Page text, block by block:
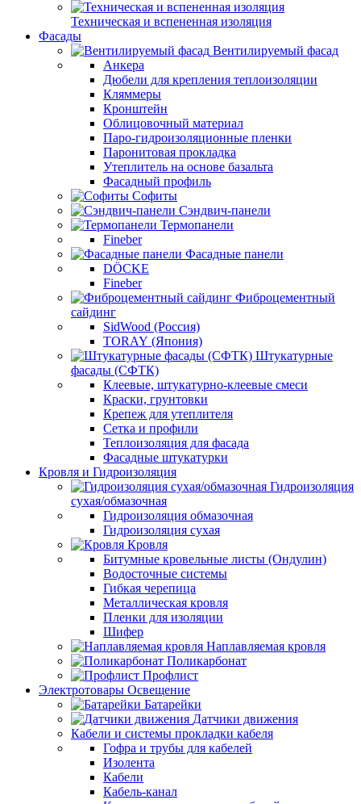
Техническая и вспененная изоляция
Фасады
Вентилируемый фасад
Анкера
Дюбели для крепления теплоизоляции
Кляммеры
Кронштейн
Облицовочный материал
Паро-гидроизоляционные пленки
Паронитовая прокладка
Утеплитель на основе базальта
Фасадный профиль
Софиты
Сэндвич-панели
Термопанели
Fineber
Фасадные панели
DÖCKE
Fineber
Фиброцементный
сайдинг
SidWood (Россия)
TORAY (Япония)
Штукатурные
фасады (СФТК)
Клеевые, штукатурно-клеевые смеси
Краски, грунтовки
Крепеж для утеплителя
Сетка и профили
Теплоизоляция для фасада
Фасадные штукатурки
Кровля и Гидроизоляция
Гидроизоляция
сухая/обмазочная
Гидроизоляция обмазочная
Гидроизоляция сухая
Кровля
Битумные кровельные листы (Ондулин)
Водосточные системы
Гибкая черепица
Металлическая кровля
Пленки для изоляции
Шифер
Наплавляемая кровля
Поликарбонат
Профлист
Электротовары Освещение
Батарейки
Датчики движения
Кабели и системы прокладки кабеля
Гофра и трубы для кабелей
Изолента
Кабели
Кабель-канал